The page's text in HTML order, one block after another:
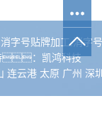
消字号贴牌加工,消字
： 凯鸿科技
连云港 太原 广州 深